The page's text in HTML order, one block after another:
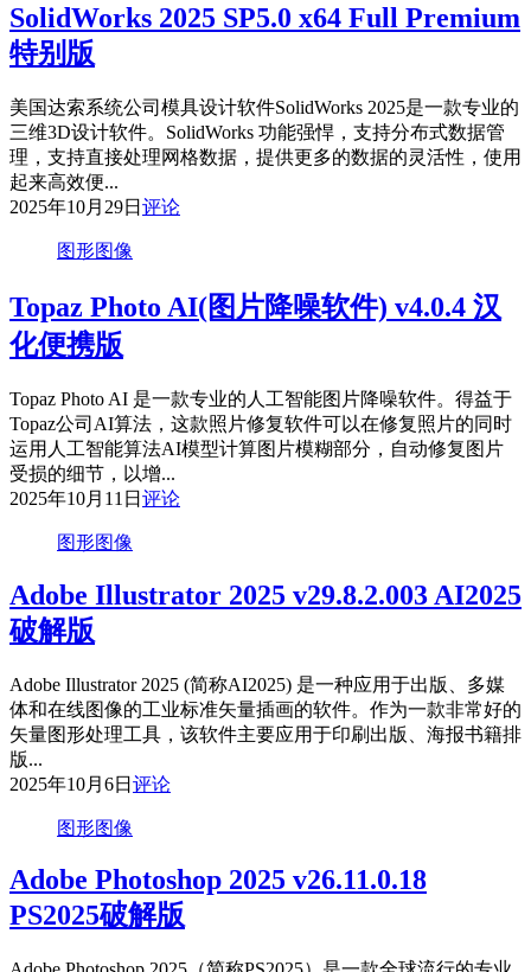
SolidWorks 2025 SP5.0 x64 Full Premium
特别版
美国达索系统公司模具设计软件SolidWorks 2025是一款专业的
三维3D设计软件。SolidWorks 功能强悍，支持分布式数据管
理，支持直接处理网格数据，提供更多的数据的灵活性，使用
起来高效便...
2025年10月29日 评论
图形图像
Topaz Photo AI(图片降噪软件) v4.0.4 汉
化便携版
Topaz Photo AI 是一款专业的人工智能图片降噪软件。得益于
Topaz公司AI算法，这款照片修复软件可以在修复照片的同时
运用人工智能算法AI模型计算图片模糊部分，自动修复图片
受损的细节，以增...
2025年10月11日 评论
图形图像
Adobe Illustrator 2025 v29.8.2.003 AI2025
破解版
Adobe Illustrator 2025 (简称AI2025) 是一种应用于出版、多媒
体和在线图像的工业标准矢量插画的软件。作为一款非常好的
矢量图形处理工具，该软件主要应用于印刷出版、海报书籍排
版...
2025年10月6日 评论
图形图像
Adobe Photoshop 2025 v26.11.0.18
PS2025破解版